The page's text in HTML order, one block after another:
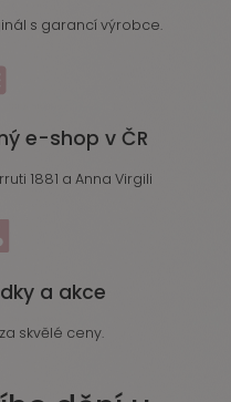
s garancí výrobce.
e-shop v ČR
1881 a Anna Virgili
a akce
skvělé ceny.